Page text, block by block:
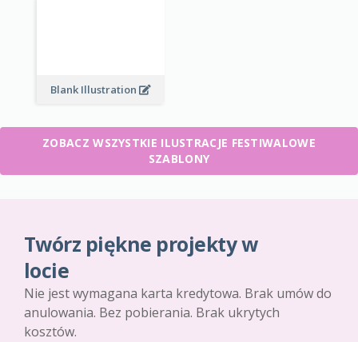
Blank Illustration
ZOBACZ WSZYSTKIE ILUSTRACJE FESTIWALOWE
SZABLONY
Twórz piękne projekty w
locie
Nie jest wymagana karta kredytowa. Brak umów do
anulowania. Bez pobierania. Brak ukrytych
kosztów.